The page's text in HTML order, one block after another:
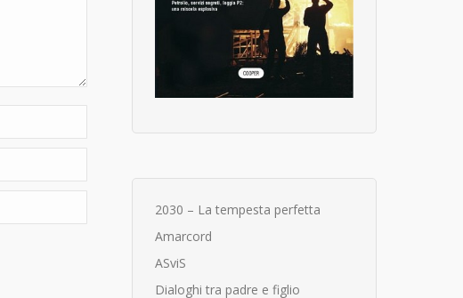
2030 – La tempesta perfetta
Amarcord
ASviS
Dialoghi tra padre e figlio